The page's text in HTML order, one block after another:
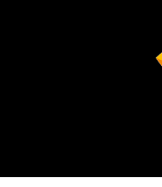
キ